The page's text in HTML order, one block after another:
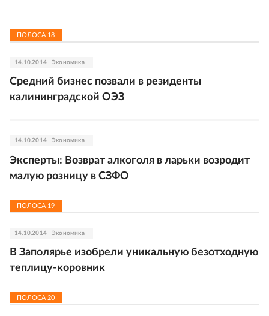
ПОЛОСА 18
14.10.2014 Экономика
Средний бизнес позвали в резиденты
калининградской ОЭЗ
14.10.2014 Экономика
Эксперты: Возврат алкоголя в ларьки возродит
малую розницу в СЗФО
ПОЛОСА 19
14.10.2014 Экономика
В Заполярье изобрели уникальную безотходную
теплицу-коровник
ПОЛОСА 20